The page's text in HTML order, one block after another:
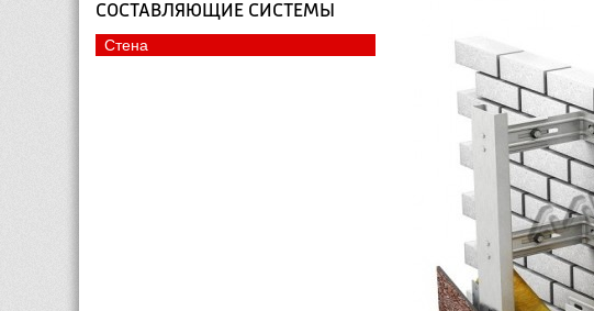
СОСТАВЛЯЮЩИЕ СИСТЕМЫ
Стена